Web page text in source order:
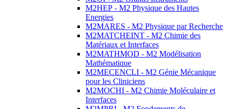
M2HEP - M2 Physique des Hautes
Energies
M2MARES - M2 Physique par Recherche
M2MATCHEINT - M2 Chimie des
Matériaux et Interfaces
M2MATHMOD - M2 Modélisation
Mathématique
M2MECENCLI - M2 Génie Mécanique
pour les Cliniciens
M2MOCHI - M2 Chimie Moléculaire et
Interfaces